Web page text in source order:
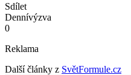
Sdílet
Dennívýzva
0
Reklama
Další články z SvětFormule.cz